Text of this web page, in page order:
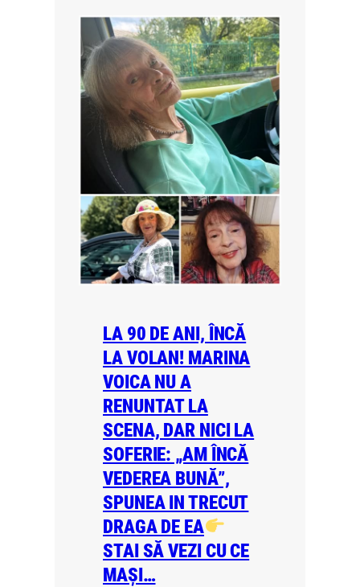
LA 90 DE ANI, ÎNCĂ
LA VOLAN! MARINA
VOICA NU A
RENUNTAT LA
SCENA, DAR NICI LA
SOFERIE: „AM ÎNCĂ
VEDEREA BUNĂ”,
SPUNEA IN TRECUT
DRAGA DE EA
STAI SĂ VEZI CU CE
MAȘI…